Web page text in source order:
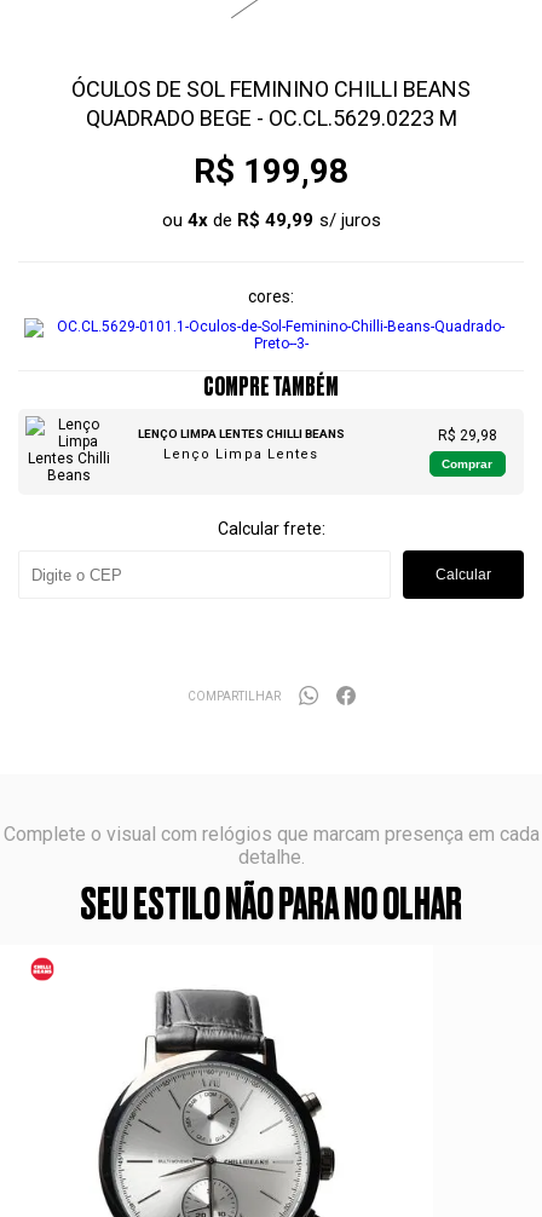
ÓCULOS DE SOL FEMININO CHILLI BEANS
QUADRADO BEGE - OC.CL.5629.0223 M
R$ 199,98
ou 4xde R$ 49,99
cores
COMPRE TAMBÉM
LENÇO LIMPA LENTES CHILLI BEANS
Lenço Limpa Lentes
R$ 29,98
Comprar
Calcular frete:
Calcular
COMPARTILHAR
Complete o visual com relógios que marcam presença em cada
detalhe.
SEU ESTILO NÃO PARA NO OLHAR